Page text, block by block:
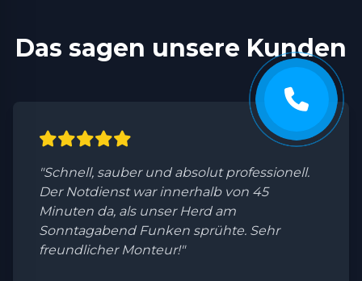
Das sagen unsere Kunden
"Schnell, sauber und absolut professionell.
Der Notdienst war innerhalb von 45
Minuten da, als unser Herd am
Sonntagabend Funken sprühte. Sehr
freundlicher Monteur!"